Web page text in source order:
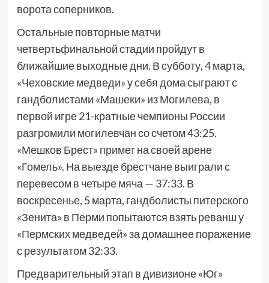
ворота соперников.
Остальные повторные матчи
четвертьфинальной стадии пройдут в
ближайшие выходные дни. В субботу, 4 марта,
«Чеховские медведи» у себя дома сыграют с
гандболистами «Машеки» из Могилева, в
первой игре 21-кратные чемпионы России
разгромили могилевчан со счетом 43:25.
«Мешков Брест» примет на своей арене
«Гомель». На выезде брестчане выиграли с
перевесом в четыре мяча — 37:33. В
воскресенье, 5 марта, гандболисты питерского
«Зенита» в Перми попытаются взять реванш у
«Пермских медведей» за домашнее поражение
с результатом 32:33.
Предварительный этап в дивизионе «Юг»